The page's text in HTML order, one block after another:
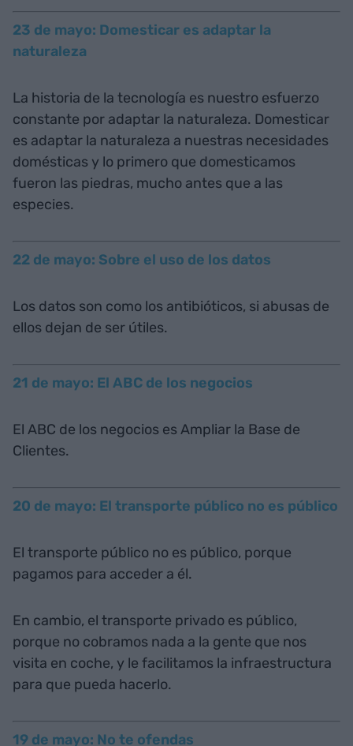
23 de mayo: Domesticar es adaptar la
naturaleza
La historia de la tecnología es nuestro esfuerzo
constante por adaptar la naturaleza. Domesticar
es adaptar la naturaleza a nuestras necesidades
domésticas y lo primero que domesticamos
fueron las piedras, mucho antes que a las
especies.
22 de mayo: Sobre el uso de los datos
Los datos son como los antibióticos, si abusas de
ellos dejan de ser útiles.
21 de mayo: El ABC de los negocios
El ABC de los negocios es Ampliar la Base de
Clientes.
20 de mayo: El transporte público no es público
El transporte público no es público, porque
pagamos para acceder a él.
En cambio, el transporte privado es público,
porque no cobramos nada a la gente que nos
visita en coche, y le facilitamos la infraestructura
para que pueda hacerlo.
19 de mayo: No te ofendas